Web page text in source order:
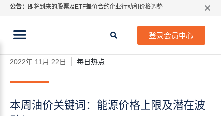
公告： 即将到来的股票及ETF差价合约企业行动和价格调整
ATFX呼吁推进金融市场合规、安全、有序、良性发展
登录会员中心
当前位置:
本周油价关键词：能源价格上限及潜
在波动！
2022年 11月 22日 每日热点
本周油价关键词：能源价格上限及潜在波